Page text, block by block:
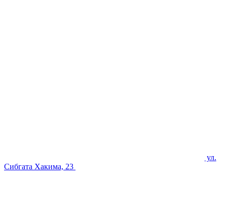
ул.
Сибгата Хакима, 23